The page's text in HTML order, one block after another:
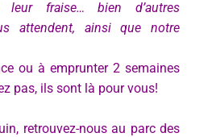
leur fraise… bien d’autres
attendent, ainsi que notre
ou à emprunter 2 semaines
pas, ils sont là pour vous!
retrouvez-nous au parc des